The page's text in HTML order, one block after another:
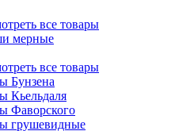
все товары
мерные
все товары
Бунзена
Кьельдаля
Фаворского
грушевидные